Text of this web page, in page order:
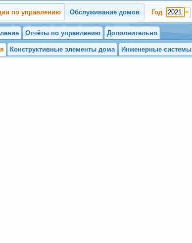
по управлению Обслуживание домов Год
Отчёты по управлению Дополнительно
Конструктивные элементы дома Инженерные системы